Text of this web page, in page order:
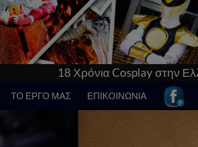
στην Ελλάδα! Γνώρισε τα πάντα
ΤΟ ΕΡΓΟ ΜΑΣ ΕΠΙΚΟΙΝΩΝΙΑ